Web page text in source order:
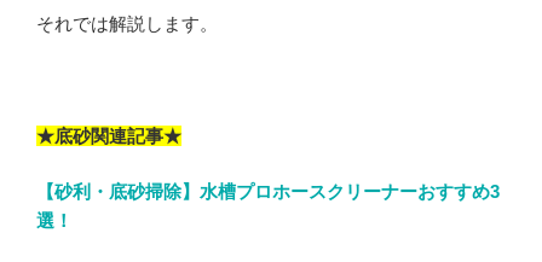
それでは解説します。
★底砂関連記事★
【砂利・底砂掃除】水槽プロホースクリーナーおすすめ3
選！